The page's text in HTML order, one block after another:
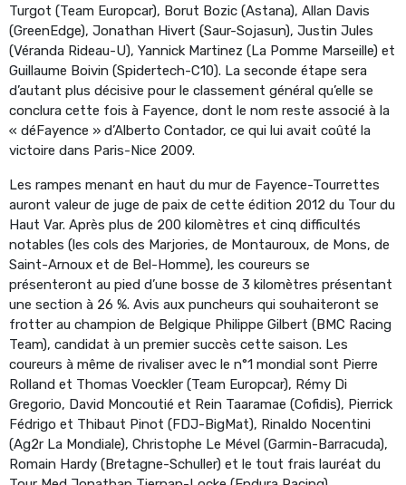
Turgot (Team Europcar), Borut Bozic (Astana), Allan Davis
(GreenEdge), Jonathan Hivert (Saur-Sojasun), Justin Jules
(Véranda Rideau-U), Yannick Martinez (La Pomme Marseille) et
Guillaume Boivin (Spidertech-C10). La seconde étape sera
d’autant plus décisive pour le classement général qu’elle se
conclura cette fois à Fayence, dont le nom reste associé à la
« déFayence » d’Alberto Contador, ce qui lui avait coûté la
victoire dans Paris-Nice 2009.
Les rampes menant en haut du mur de Fayence-Tourrettes
auront valeur de juge de paix de cette édition 2012 du Tour du
Haut Var. Après plus de 200 kilomètres et cinq difficultés
notables (les cols des Marjories, de Montauroux, de Mons, de
Saint-Arnoux et de Bel-Homme), les coureurs se
présenteront au pied d’une bosse de 3 kilomètres présentant
une section à 26 %. Avis aux puncheurs qui souhaiteront se
frotter au champion de Belgique Philippe Gilbert (BMC Racing
Team), candidat à un premier succès cette saison. Les
coureurs à même de rivaliser avec le n°1 mondial sont Pierre
Rolland et Thomas Voeckler (Team Europcar), Rémy Di
Gregorio, David Moncoutié et Rein Taaramae (Cofidis), Pierrick
Fédrigo et Thibaut Pinot (FDJ-BigMat), Rinaldo Nocentini
(Ag2r La Mondiale), Christophe Le Mével (Garmin-Barracuda),
Romain Hardy (Bretagne-Schuller) et le tout frais lauréat du